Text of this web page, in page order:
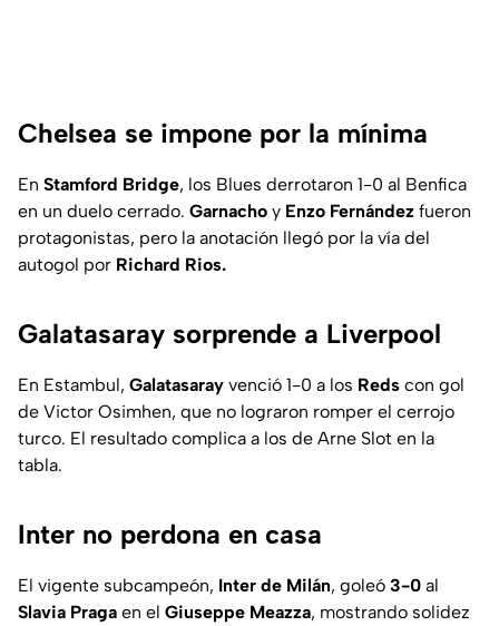
Chelsea se impone por la mínima
En Stamford Bridge, los Blues derrotaron 1-0 al Benfica
en un duelo cerrado. Garnacho y Enzo Fernández fueron
protagonistas, pero la anotación llegó por la vía del
autogol por Richard Rios.
Galatasaray sorprende a Liverpool
En Estambul, Galatasaray venció 1-0 a los Reds con gol
de Victor Osimhen, que no lograron romper el cerrojo
turco. El resultado complica a los de Arne Slot en la
tabla.
Inter no perdona en casa
El vigente subcampeón, Inter de Milán, goleó 3-0 al
Slavia Praga en el Giuseppe Meazza, mostrando solidez